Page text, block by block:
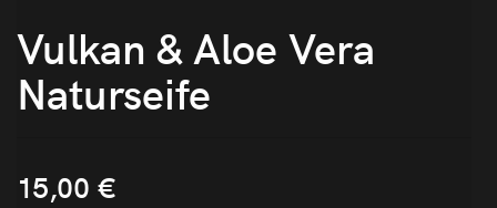
Vulkan & Aloe Vera
Naturseife
15,00 €